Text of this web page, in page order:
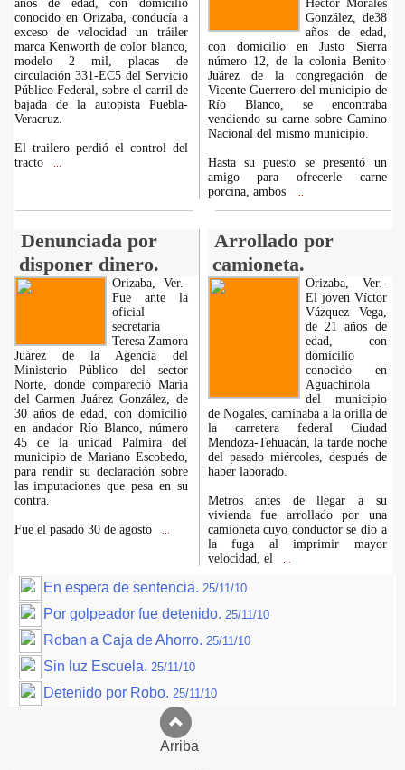
años de edad, con domicilio
conocido en Orizaba, conducía a
exceso de velocidad un tráiler
marca Kenworth de color blanco,
modelo 2 mil, placas de
circulación 331-EC5 del Servicio
Público Federal, sobre el carril de
bajada de la autopista Puebla-
Veracruz.
El trailero perdió el control del
tracto
Héctor Morales
González, de38
años de edad,
con domicilio en Justo Sierra
número 12, de la colonia Benito
Juárez de la congregación de
Vicente Guerrero del municipio de
Río Blanco, se encontraba
vendiendo su carne sobre Camino
Nacional del mismo municipio.
Hasta su puesto se presentó un
amigo para ofrecerle carne
porcina, ambos
Denunciada por
disponer dinero.
Arrollado por
camioneta.
Orizaba, Ver.-
Fue ante la
oficial
secretaria
Teresa Zamora
Juárez de la Agencia del
Ministerio Público del sector
Norte, donde compareció María
del Carmen Juárez González, de
30 años de edad, con domicilio
en andador Río Blanco, número
45 de la unidad Palmira del
municipio de Mariano Escobedo,
para rendir su declaración sobre
las imputaciones que pesa en su
contra.
Fue el pasado 30 de agosto
Orizaba, Ver.-
El joven Víctor
Vázquez Vega,
de 21 años de
edad, con
domicilio
conocido en
Aguachinola
del municipio
de Nogales, caminaba a la orilla de
la carretera federal Ciudad
Mendoza-Tehuacán, la tarde noche
del pasado miércoles, después de
haber laborado.
Metros antes de llegar a su
vivienda fue arrollado por una
camioneta cuyo conductor se dio a
la fuga al imprimir mayor
velocidad, el
En espera de sentencia. 25/11/10
Por golpeador fue detenido. 25/11/10
Roban a Caja de Ahorro. 25/11/10
Sin luz Escuela. 25/11/10
Detenido por Robo. 25/11/10
Arriba